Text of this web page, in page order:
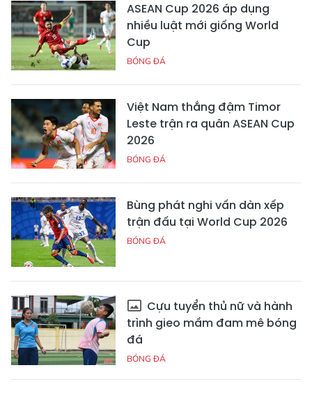
ASEAN Cup 2026 áp dụng
nhiều luật mới giống World
Cup
BÓNG ĐÁ
Việt Nam thắng đậm Timor
Leste trận ra quân ASEAN Cup
2026
BÓNG ĐÁ
Bùng phát nghi vấn dàn xếp
trận đấu tại World Cup 2026
BÓNG ĐÁ
Cựu tuyển thủ nữ và hành
trình gieo mầm đam mê bóng
đá
BÓNG ĐÁ